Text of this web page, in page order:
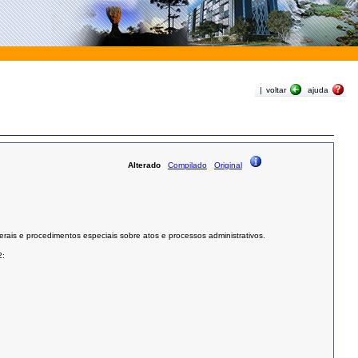
| voltar ajuda
Alterado Compilado Original
e procedimentos especiais sobre atos e processos administrativos.